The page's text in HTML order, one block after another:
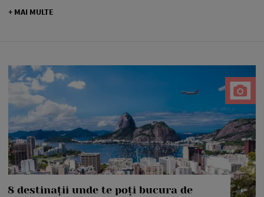
+ MAI MULTE
8 destinații unde te poți bucura de